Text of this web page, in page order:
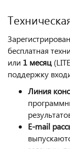
бесплатная
или 1 месяц
поддержку
Линия
E-mail